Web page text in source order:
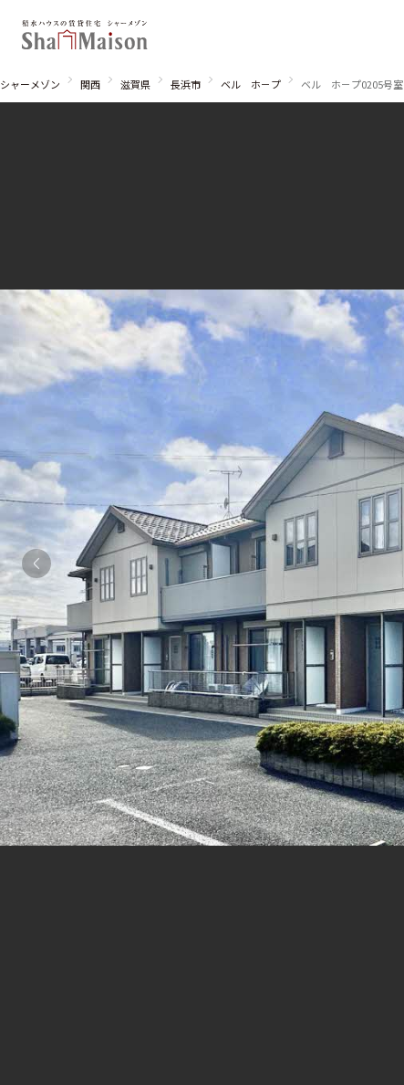
シャーメゾンとは シャーメゾンセレクション
動画ギャラリー ShaMaison STYLE
シャーメゾン 関西 滋賀県 長浜市 ベル ホ－プ ベル ホ－プ0205号室